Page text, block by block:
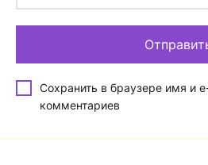
Сохранить в браузере имя и
комментариев